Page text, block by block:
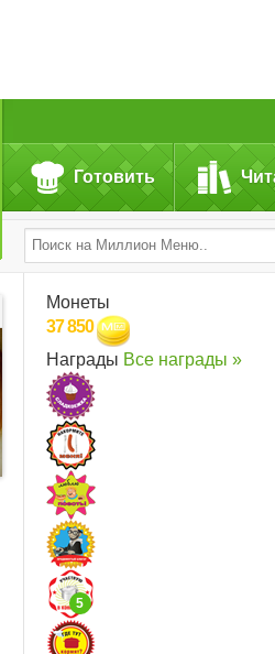
Готовить
Монеты
37 850
Награды Все награды »
5